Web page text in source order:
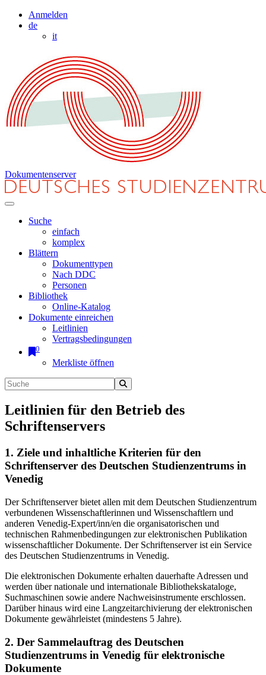
Anmelden
de
it
Dokumentenserver
Suche
einfach
komplex
Blättern
Dokumenttypen
Nach DDC
Personen
Bibliothek
Online-Katalog
Dokumente einreichen
Leitlinien
Vertragsbedingungen
0
Merkliste öffnen
Leitlinien für den Betrieb des
Schriftenservers
1. Ziele und inhaltliche Kriterien für den
Schriftenserver des Deutschen Studienzentrums in
Venedig
Der Schriftenserver bietet allen mit dem Deutschen Studienzentrum
verbundenen Wissenschaftlerinnen und Wissenschaftlern und
anderen Venedig-Expert/inn/en die organisatorischen und
technischen Rahmenbedingungen zur elektronischen Publikation
wissenschaftlicher Dokumente. Der Schriftenserver ist ein Service
des Deutschen Studienzentrums in Venedig.
Die elektronischen Dokumente erhalten dauerhafte Adressen und
werden über nationale und internationale Bibliothekskataloge,
Suchmaschinen sowie andere Nachweisinstrumente erschlossen.
Darüber hinaus wird eine Langzeitarchivierung der elektronischen
Dokumente gewährleistet (mindestens 5 Jahre).
2. Der Sammelauftrag des Deutschen
Studienzentrums in Venedig für elektronische
Dokumente